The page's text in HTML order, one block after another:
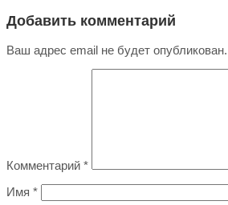
Добавить комментарий
Ваш адрес email не будет опубликован.
Комментарий *
Имя *